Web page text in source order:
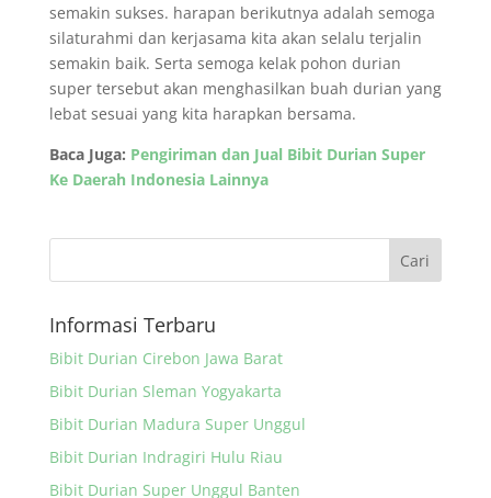
semakin sukses. harapan berikutnya adalah semoga
silaturahmi dan kerjasama kita akan selalu terjalin
semakin baik. Serta semoga kelak pohon durian
super tersebut akan menghasilkan buah durian yang
lebat sesuai yang kita harapkan bersama.
Baca Juga: Pengiriman dan Jual Bibit Durian Super
Ke Daerah Indonesia Lainnya
Informasi Terbaru
Bibit Durian Cirebon Jawa Barat
Bibit Durian Sleman Yogyakarta
Bibit Durian Madura Super Unggul
Bibit Durian Indragiri Hulu Riau
Bibit Durian Super Unggul Banten